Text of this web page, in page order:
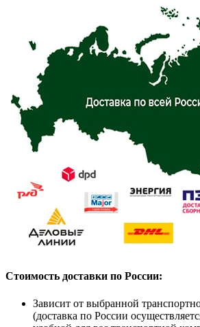
Стоимость доставки по России:
Зависит от выбранной
(доставка по России